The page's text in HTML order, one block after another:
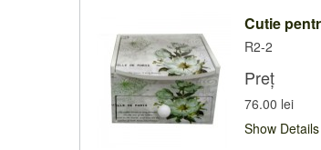
Cutie
R2-2
Preț
76.00 lei
Show Details